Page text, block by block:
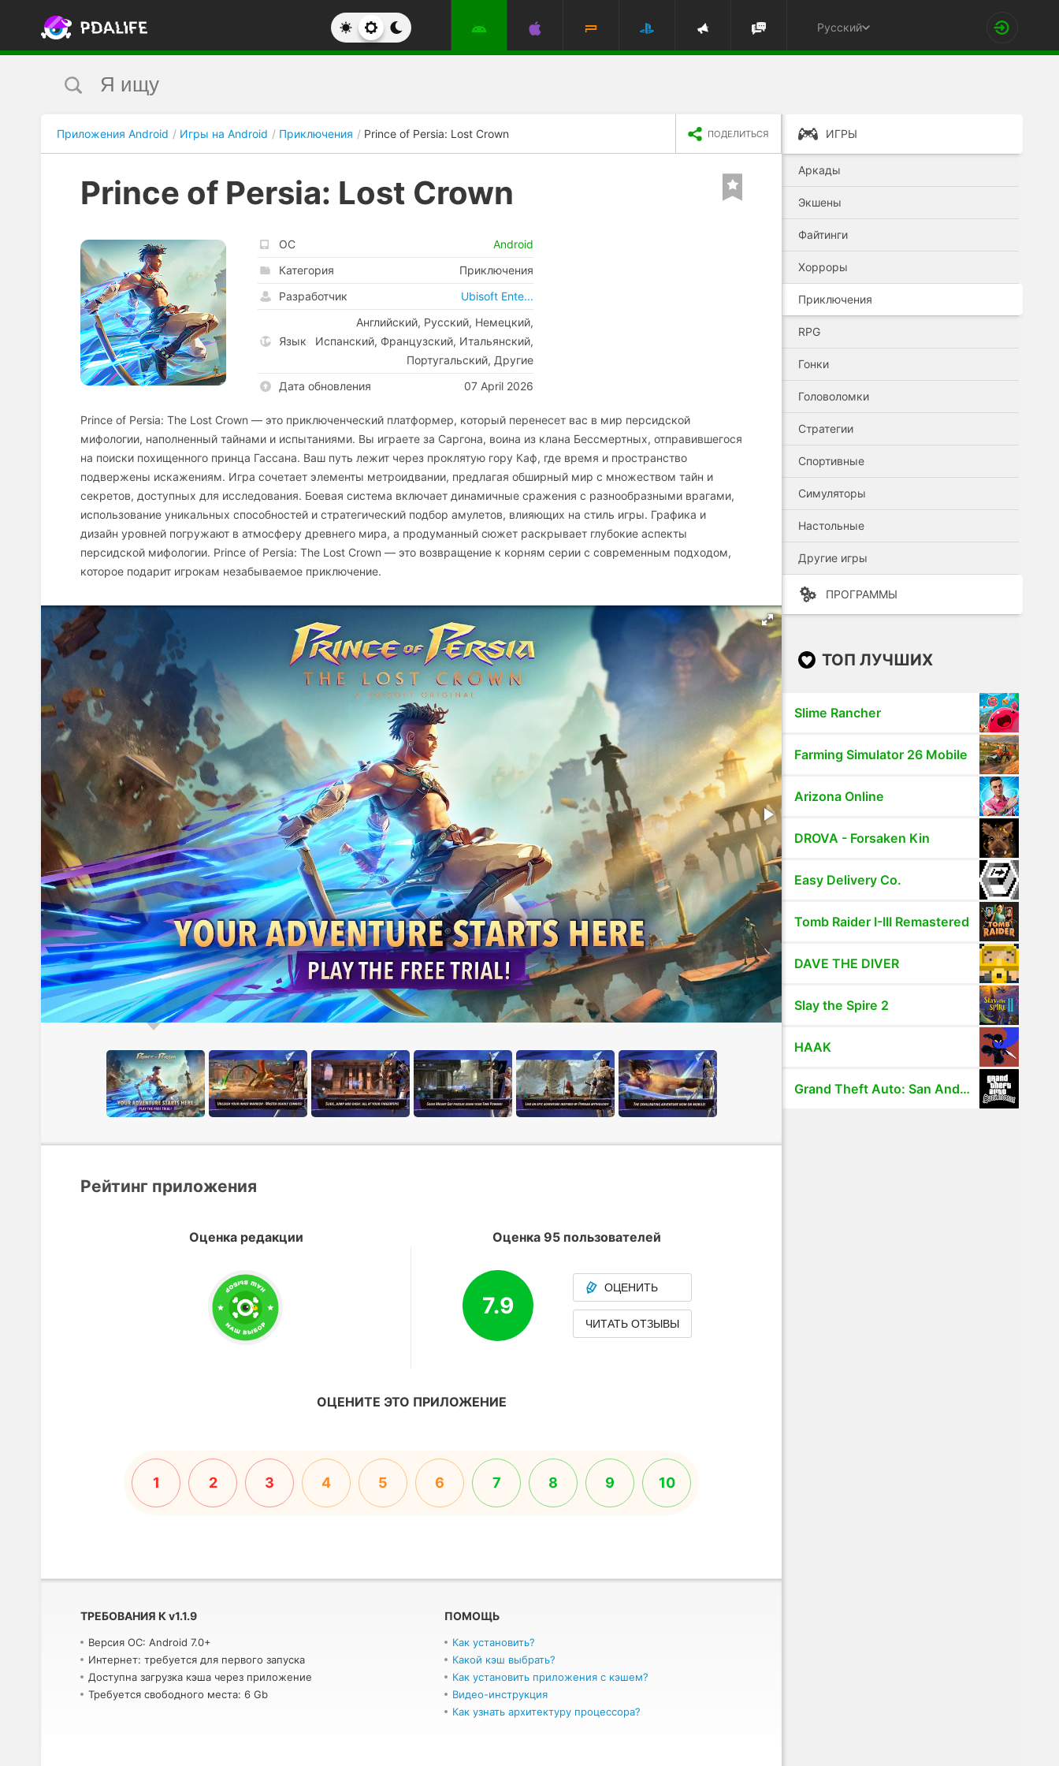
Русский
Приложения Android Игры на Android Приключения Prince of Persia: Lost Crown ПОДЕЛИТЬСЯ
Prince of Persia: Lost Crown
ОС
Android
Категория
Приключения
Разработчик
Ubisoft Ente...
Язык
Английский, Русский, Немецкий,
Испанский, Французский, Итальянский,
Португальский, Другие
Дата обновления
07 April 2026
Prince of Persia: The Lost Crown — это приключенческий платформер, который перенесет вас в мир персидской
мифологии, наполненный тайнами и испытаниями. Вы играете за Саргона, воина из клана Бессмертных, отправившегося
на поиски похищенного принца Гассана. Ваш путь лежит через проклятую гору Каф, где время и пространство
подвержены искажениям. Игра сочетает элементы метроидвании, предлагая обширный мир с множеством тайн и
секретов, доступных для исследования. Боевая система включает динамичные сражения с разнообразными врагами,
использование уникальных способностей и стратегический подбор амулетов, влияющих на стиль игры. Графика и
дизайн уровней погружают в атмосферу древнего мира, а продуманный сюжет раскрывает глубокие аспекты
персидской мифологии. Prince of Persia: The Lost Crown — это возвращение к корням серии с современным подходом,
которое подарит игрокам незабываемое приключение.
Рейтинг приложения
Оценка редакции Оценка 95 пользователей
7.9
ОЦЕНИТЬ
ЧИТАТЬ ОТЗЫВЫ
ОЦЕНИТЕ ЭТО ПРИЛОЖЕНИЕ
1 2 3 4 5 6 7 8 9 10
ТРЕБОВАНИЯ К v1.1.9
Версия ОС: Android 7.0+
Интернет: требуется для первого запуска
Доступна загрузка кэша через приложение
Требуется свободного места: 6 Gb
ПОМОЩЬ
Как установить?
Какой кэш выбрать?
Как установить приложения с кэшем?
Видео-инструкция
Как узнать архитектуру процессора?
ИГРЫ
Аркады
Экшены
Файтинги
Хорроры
Приключения
RPG
Гонки
Головоломки
Стратегии
Спортивные
Симуляторы
Настольные
Другие игры
ПРОГРАММЫ
ТОП ЛУЧШИХ
Slime Rancher
Farming Simulator 26 Mobile
Arizona Online
DROVA - Forsaken Kin
Easy Delivery Co.
Tomb Raider I-III Remastered
DAVE THE DIVER
Slay the Spire 2
HAAK
Grand Theft Auto: San Andreas